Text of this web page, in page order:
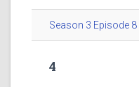
Season 3 Episode
4